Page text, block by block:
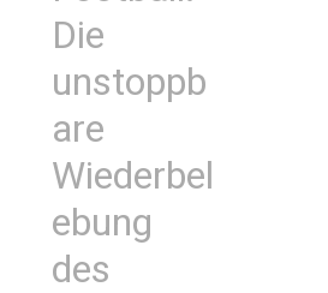
Die
unstoppb
are
Wiederbel
ebung
des